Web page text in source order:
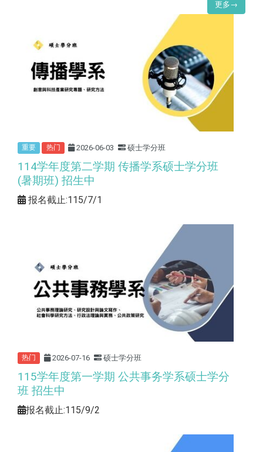
更多→
重要 热门 2026-06-03 硕士学分班
114学年度第二学期 传播学系硕士学分班
(暑期班) 招生中
报名截止:115/7/1
热门 2026-07-16 硕士学分班
115学年度第一学期 公共事务学系硕士学分
班 招生中
报名截止:115/9/2